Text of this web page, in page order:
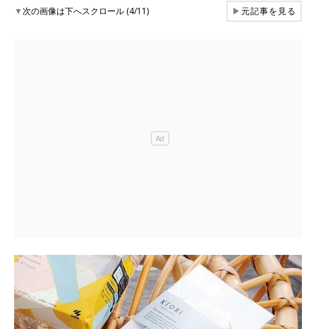
▼次の画像は下へスクロール (4/11) ▶元記事を見る